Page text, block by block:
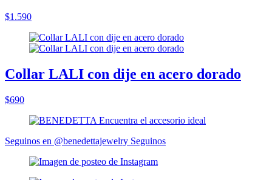
$1.590
Collar LALI con dije en acero dorado
$690
Seguinos en @benedettajewelry Seguinos